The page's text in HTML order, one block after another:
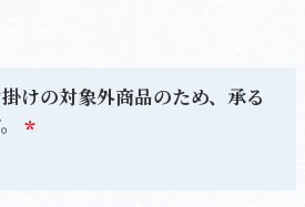
けの対象外商品のため、承る